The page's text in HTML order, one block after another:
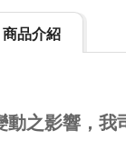
商品介紹
之影響，我